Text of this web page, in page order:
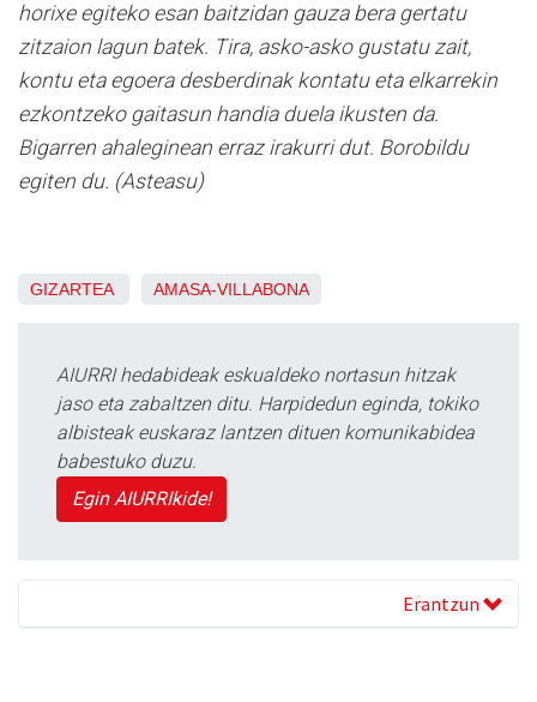
horixe egiteko esan baitzidan gauza bera gertatu
zitzaion lagun batek. Tira, asko-asko gustatu zait,
kontu eta egoera desberdinak kontatu eta elkarrekin
ezkontzeko gaitasun handia duela ikusten da.
Bigarren ahaleginean erraz irakurri dut. Borobildu
egiten du. (Asteasu)
GIZARTEA AMASA-VILLABONA
AIURRI hedabideak eskualdeko nortasun hitzak
jaso eta zabaltzen ditu. Harpidedun eginda, tokiko
albisteak euskaraz lantzen dituen komunikabidea
babestuko duzu.
Egin AIURRIkide!
Erantzun